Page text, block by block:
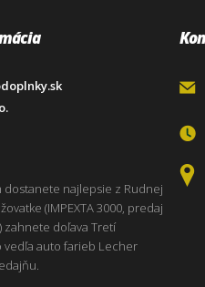
dostanete najlepsie z Rudnej
(IMPEXTA 3000, predaj
zahnete doľava Tretí
vedľa auto farieb Lecher